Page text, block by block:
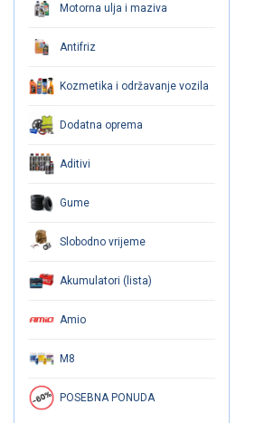
Motorna ulja i maziva
Antifriz
Kozmetika i održavanje vozila
Dodatna oprema
Aditivi
Gume
Slobodno vrijeme
Akumulatori (lista)
Amio
M8
POSEBNA PONUDA